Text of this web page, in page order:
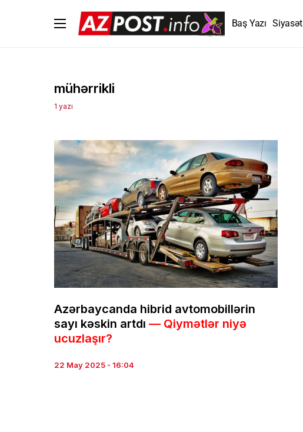
Baş Yazı Siyasət
mühərrikli
1 yazı
Azərbaycanda hibrid avtomobillərin
sayı kəskin artdı — Qiymətlər niyə
ucuzlaşır?
22 May 2025 - 16:04